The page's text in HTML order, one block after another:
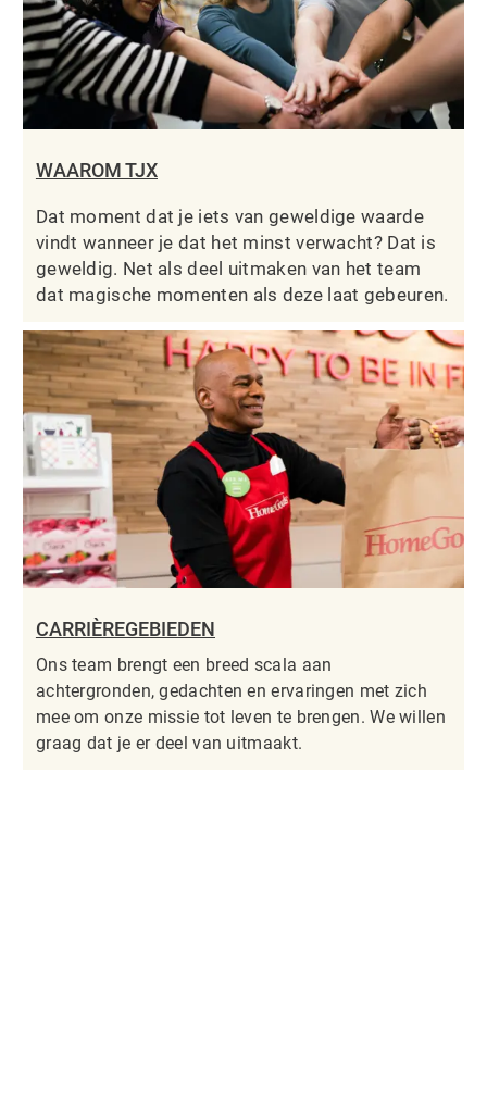
WAAROM TJX
Dat moment dat je iets van geweldige waarde
vindt wanneer je dat het minst verwacht? Dat is
geweldig. Net als deel uitmaken van het team
dat magische momenten als deze laat gebeuren.
CARRIÈREGEBIEDEN
Ons team brengt een breed scala aan
achtergronden, gedachten en ervaringen met zich
mee om onze missie tot leven te brengen. We willen
graag dat je er deel van uitmaakt.